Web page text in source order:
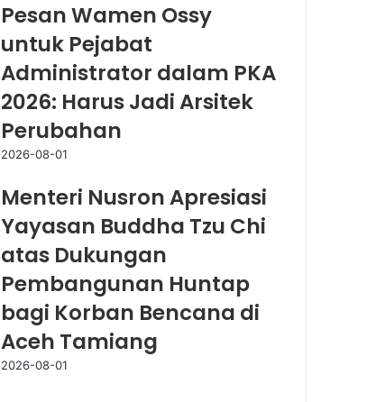
Pesan Wamen Ossy
untuk Pejabat
Administrator dalam PKA
2026: Harus Jadi Arsitek
Perubahan
2026-08-01
Menteri Nusron Apresiasi
Yayasan Buddha Tzu Chi
atas Dukungan
Pembangunan Huntap
bagi Korban Bencana di
Aceh Tamiang
2026-08-01